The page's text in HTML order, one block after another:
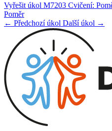
Vyřešit úkol M7203 Cvičení:
Poměr
← Předchozí úkol Další úkol →